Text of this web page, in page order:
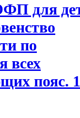
для
по
всех
пояс.